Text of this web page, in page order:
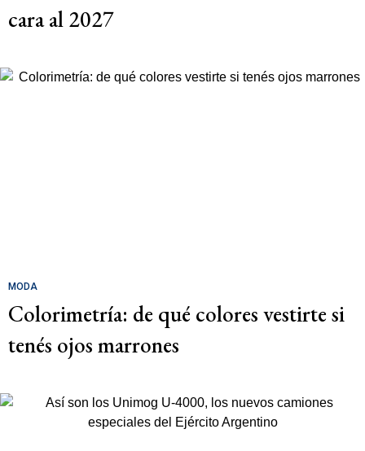
cara al 2027
MODA
Colorimetría: de qué colores vestirte si
tenés ojos marrones